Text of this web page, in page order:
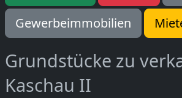
Gewerbeimmobilien
Grundstücke zu
Kaschau II